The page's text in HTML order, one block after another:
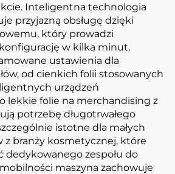
Inteligentna technologia
przyjazną obsługę dzięki
który prowadzi
w kilka minut.
ustawienia dla
od cienkich folii stosowanych
urządzeń
lekkie folie na merchandising z
potrzebę długotrwałego
istotne dla małych
branży kosmetycznej, które
dedykowanego zespołu do
maszyna zachowuje